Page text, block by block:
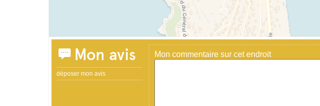
Mon avis
déposer mon avis
Mon commentaire sur cet endroit